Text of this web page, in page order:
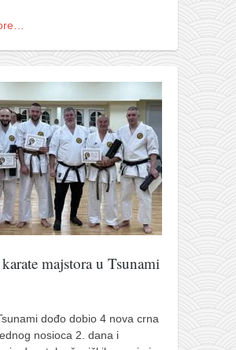
majstora u Tsunami
dođo dobio 4 nova crna
nosioca 2. dana i